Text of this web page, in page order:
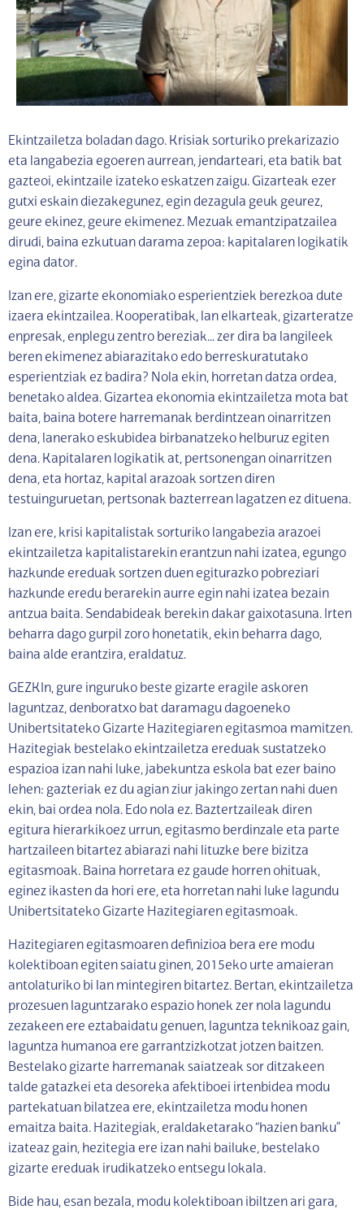
Ekintzailetza boladan dago. Krisiak sorturiko prekarizazio
eta langabezia egoeren aurrean, jendarteari, eta batik bat
gazteoi, ekintzaile izateko eskatzen zaigu. Gizarteak ezer
gutxi eskain diezakegunez, egin dezagula geuk geurez,
geure ekinez, geure ekimenez. Mezuak emantzipatzailea
dirudi, baina ezkutuan darama zepoa: kapitalaren logikatik
egina dator.
Izan ere, gizarte ekonomiako esperientziek berezkoa dute
izaera ekintzailea. Kooperatibak, lan elkarteak, gizarteratze
enpresak, enplegu zentro bereziak… zer dira ba langileek
beren ekimenez abiarazitako edo berreskuratutako
esperientziak ez badira? Nola ekin, horretan datza ordea,
benetako aldea. Gizartea ekonomia ekintzailetza mota bat
baita, baina botere harremanak berdintzean oinarritzen
dena, lanerako eskubidea birbanatzeko helburuz egiten
dena. Kapitalaren logikatik at, pertsonengan oinarritzen
dena, eta hortaz, kapital arazoak sortzen diren
testuinguruetan, pertsonak bazterrean lagatzen ez dituena.
Izan ere, krisi kapitalistak sorturiko langabezia arazoei
ekintzailetza kapitalistarekin erantzun nahi izatea, egungo
hazkunde ereduak sortzen duen egiturazko pobreziari
hazkunde eredu berarekin aurre egin nahi izatea bezain
antzua baita. Sendabideak berekin dakar gaixotasuna. Irten
beharra dago gurpil zoro honetatik, ekin beharra dago,
baina alde erantzira, eraldatuz.
GEZKIn, gure inguruko beste gizarte eragile askoren
laguntzaz, denboratxo bat daramagu dagoeneko
Unibertsitateko Gizarte Hazitegiaren egitasmoa mamitzen.
Hazitegiak bestelako ekintzailetza ereduak sustatzeko
espazioa izan nahi luke, jabekuntza eskola bat ezer baino
lehen: gazteriak ez du agian ziur jakingo zertan nahi duen
ekin, bai ordea nola. Edo nola ez. Baztertzaileak diren
egitura hierarkikoez urrun, egitasmo berdinzale eta parte
hartzaileen bitartez abiarazi nahi lituzke bere bizitza
egitasmoak. Baina horretara ez gaude horren ohituak,
eginez ikasten da hori ere, eta horretan nahi luke lagundu
Unibertsitateko Gizarte Hazitegiaren egitasmoak.
Hazitegiaren egitasmoaren definizioa bera ere modu
kolektiboan egiten saiatu ginen, 2015eko urte amaieran
antolaturiko bi lan mintegiren bitartez. Bertan, ekintzailetza
prozesuen laguntzarako espazio honek zer nola lagundu
zezakeen ere eztabaidatu genuen, laguntza teknikoaz gain,
laguntza humanoa ere garrantzizkotzat jotzen baitzen.
Bestelako gizarte harremanak saiatzeak sor ditzakeen
talde gatazkei eta desoreka afektiboei irtenbidea modu
partekatuan bilatzea ere, ekintzailetza modu honen
emaitza baita. Hazitegiak, eraldaketarako “hazien banku”
izateaz gain, hezitegia ere izan nahi bailuke, bestelako
gizarte ereduak irudikatzeko entsegu lokala.
Bide hau, esan bezala, modu kolektiboan ibiltzen ari gara,